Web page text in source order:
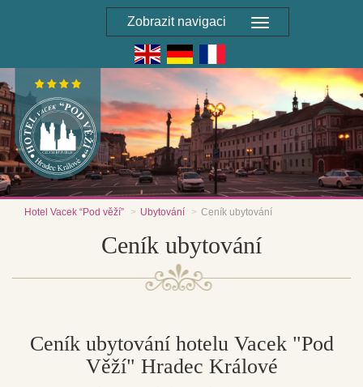
Zobrazit navigaci
Hotel Vacek “Pod věží” Ubytování Ceník ubytování
Ceník ubytování
Ceník ubytování hotelu Vacek "Pod
Věží" Hradec Králové